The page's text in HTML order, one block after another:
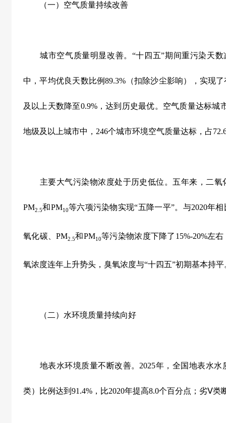
（一）空气质量持续改善
城市空气质量明显改善。 “十四五”期间重污染天数
中，平均优良天数比例89.3% （扣除沙尘影响），实现
及以上天数降至0.9%，达到历史最优。空气质量达标城
地级及以上城市中， 246个城市环境空气质量达标，占
主要大气污染物浓度处于历史低位。五年来，二氧
PM2.5和PM10等六项污染物实现“五降一平”。与2020年相
氧化碳、PM2.5和PM10等污染物浓度下降了 15%-20%左右
氧浓度连年上升势头，臭氧浓度与“十四五”初期基本持平
（二）水环境质量持续向好
地表水环境质量不断改善。 2025年，全国地表水水
类）比例达到 91.4% ，比2020年提高8.0个百分点；劣Ⅴ类